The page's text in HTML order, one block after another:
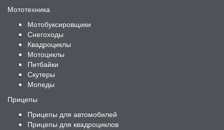
Мототехника
Мотобуксировщики
Снегоходы
Квадроциклы
Мотоциклы
Питбайки
Скутеры
Мопеды
Прицепы
Прицепы для автомобилей
Прицепы для квадроциклов